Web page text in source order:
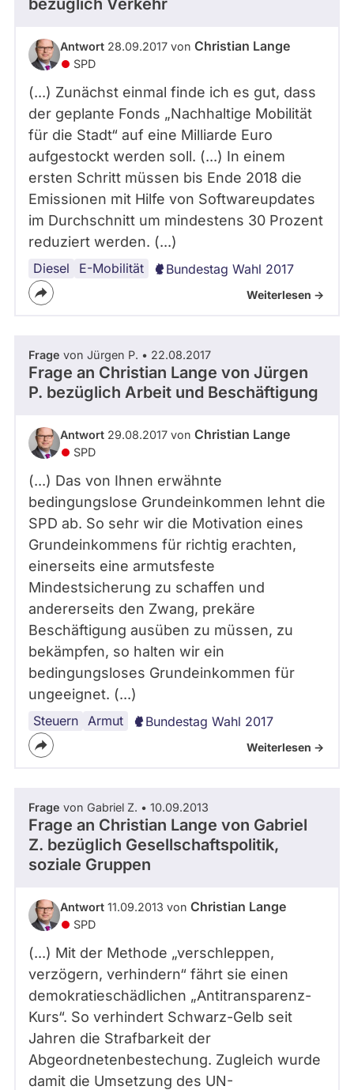
bezüglich Verkehr
Antwort 28.09.2017 von Christian Lange
SPD
(...) Zunächst einmal finde ich es gut, dass
der geplante Fonds „Nachhaltige Mobilität
für die Stadt“ auf eine Milliarde Euro
aufgestockt werden soll. (...) In einem
ersten Schritt müssen bis Ende 2018 die
Emissionen mit Hilfe von Softwareupdates
im Durchschnitt um mindestens 30 Prozent
reduziert werden. (...)
Diesel E-Mobilität Bundestag Wahl 2017
Weiterlesen ->
Frage von Jürgen P. • 22.08.2017
Frage an Christian Lange von Jürgen
P. bezüglich Arbeit und Beschäftigung
Antwort 29.08.2017 von Christian Lange
SPD
(...) Das von Ihnen erwähnte
bedingungslose Grundeinkommen lehnt die
SPD ab. So sehr wir die Motivation eines
Grundeinkommens für richtig erachten,
einerseits eine armutsfeste
Mindestsicherung zu schaffen und
andererseits den Zwang, prekäre
Beschäftigung ausüben zu müssen, zu
bekämpfen, so halten wir ein
bedingungsloses Grundeinkommen für
ungeeignet. (...)
Steuern Armut
Lobbyismus
Grundeinkommen Bundestag Wahl 2017
Weiterlesen ->
Frage von Gabriel Z. • 10.09.2013
Frage an Christian Lange von Gabriel
Z. bezüglich Gesellschaftspolitik,
soziale Gruppen
Antwort 11.09.2013 von Christian Lange
SPD
(...) Mit der Methode „verschleppen,
verzögern, verhindern“ fährt sie einen
demokratieschädlichen „Antitransparenz-
Kurs“. So verhindert Schwarz-Gelb seit
Jahren die Strafbarkeit der
Abgeordnetenbestechung. Zugleich wurde
damit die Umsetzung des UN-